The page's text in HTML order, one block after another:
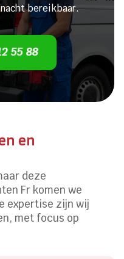
bereikbaar.
55 88
en
deze
Fr komen we
expertise zijn wij
met focus op